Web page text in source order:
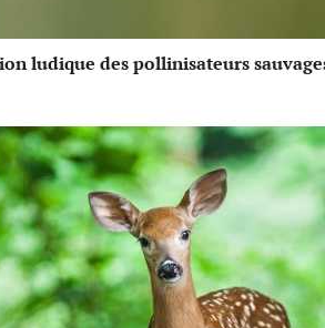
ludique des pollinisateurs